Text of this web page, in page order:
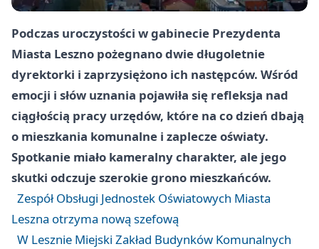
Podczas uroczystości w gabinecie Prezydenta
Miasta Leszno pożegnano dwie długoletnie
dyrektorki i zaprzysiężono ich następców. Wśród
emocji i słów uznania pojawiła się refleksja nad
ciągłością pracy urzędów, które na co dzień dbają
o mieszkania komunalne i zaplecze oświaty.
Spotkanie miało kameralny charakter, ale jego
skutki odczuje szerokie grono mieszkańców.
Zespół Obsługi Jednostek Oświatowych Miasta
Leszna otrzyma nową szefową
W Lesznie Miejski Zakład Budynków Komunalnych